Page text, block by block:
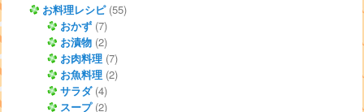
お料理レシピ(55)
おかず (7)
お漬物 (2)
お肉料理 (7)
お魚料理 (2)
サラダ(4)
スープ(2)